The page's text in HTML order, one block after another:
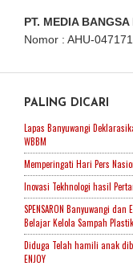
PT. MEDIA
Nomor : AHU-
PALING DICARI
Lapas Banyuwangi
WBBM
Memperingati Hari Pers
Inovasi Tekhnologi hasil
SPENSARON Banyuwangi
Belajar Kelola Sampah Plastik
Diduga Telah hamili anak
ENJOY